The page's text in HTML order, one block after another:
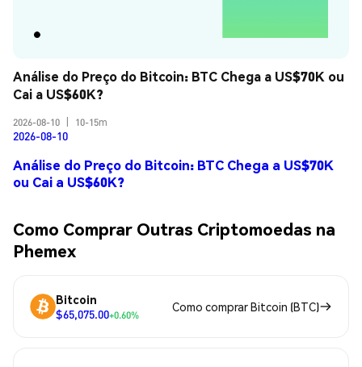
Análise do Preço do Bitcoin: BTC Chega a US$70K ou
Cai a US$60K?
2026-08-10 10-15m
2026-08-10
Análise do Preço do Bitcoin: BTC Chega a US$70K
ou Cai a US$60K?
Como Comprar Outras Criptomoedas na
Phemex
Bitcoin
$65,075.00+0.60%
Como comprar Bitcoin (BTC)